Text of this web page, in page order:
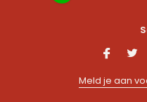
Meld je aan